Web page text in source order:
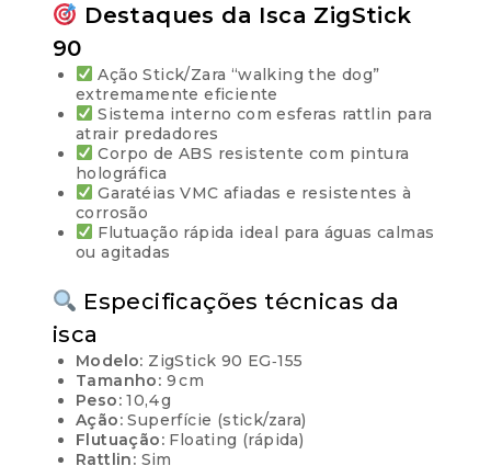
Destaques da Isca ZigStick
90
Ação Stick/Zara “walking the dog”
extremamente eficiente
Sistema interno com esferas rattlin para
atrair predadores
Corpo de ABS resistente com pintura
holográfica
Garatéias VMC afiadas e resistentes à
corrosão
Flutuação rápida ideal para águas calmas
ou agitadas
Especificações técnicas da
isca
Modelo: ZigStick 90 EG‑155
Tamanho: 9 cm
Peso: 10,4 g
Ação: Superfície (stick/zara)
Flutuação: Floating (rápida)
Rattlin: Sim